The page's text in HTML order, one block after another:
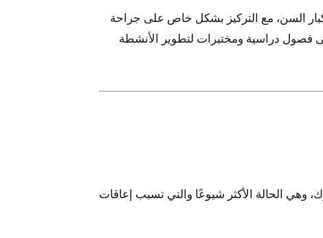
المستشفى مركزًا رئيسيًا لعلاج حالات كبار السن، مع التركيز بشكل خاص على جراحة
في عام 1997، بالإضافة إلى مبنى جديد يحتوي على فصول دراسية ومختبرات لتطوير الأنشطة
أولئك الذين يعانون من كسور الورك، وهي الحالة الأكثر شيوعًا والتي تسبب إعاقات